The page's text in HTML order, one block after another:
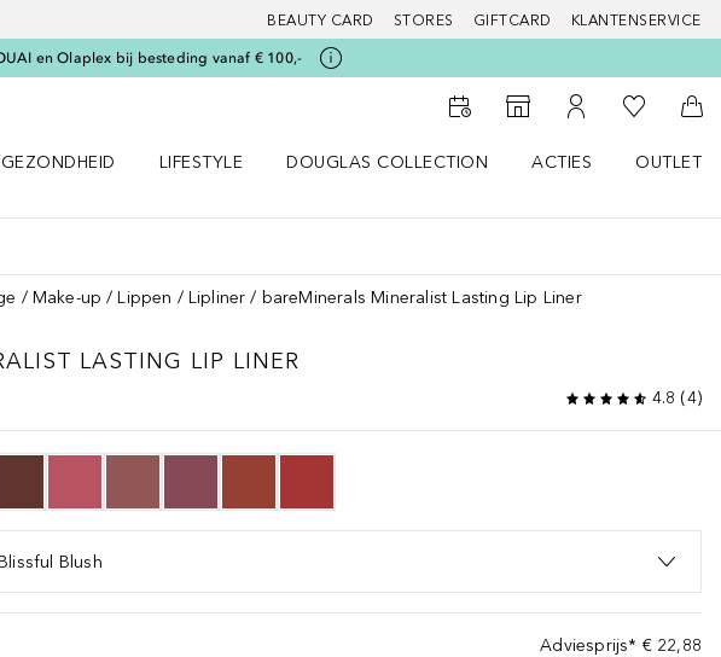
BEAUTY CARD STORES GIFTCARD KLANTENSERVICE
en Olaplex bij besteding vanaf € 100,-
Naar StorefinderNaar Mijn Account
Naar Mijn
GEZONDHEID
LIFESTYLE
DOUGLAS COLLECTION
ACTIES
OUTLET
Make-up Lippen Lipliner bareMinerals Mineralist Lasting Lip Liner
LASTING LIP LINER
4.8 (4)
Blush
Adviesprijs* € 22,88